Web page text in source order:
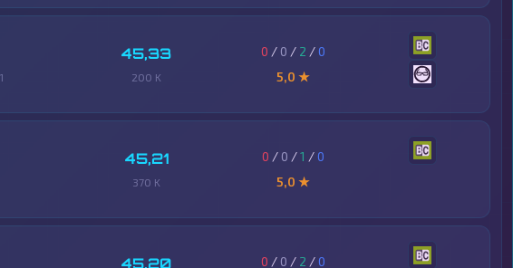
45,33
200 K
0 / 0 / 2 /0
5,0 ★
45,21
370 K
0 / 0 /1 /0
5,0 ★
45,20 0 / 0 / 2 /0